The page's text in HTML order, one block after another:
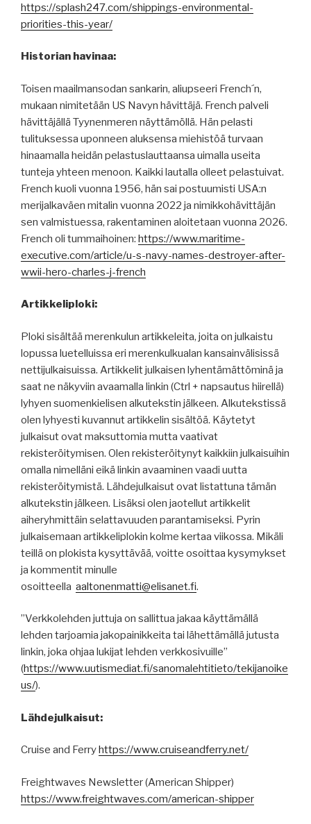
https://splash247.com/shippings-environmental-
priorities-this-year/
Historian havinaa:
Toisen maailmansodan sankarin, aliupseeri French´n,
mukaan nimitetään US Navyn hävittäjä. French palveli
hävittäjällä Tyynenmeren näyttämöllä. Hän pelasti
tulituksessa uponneen aluksensa miehistöä turvaan
hinaamalla heidän pelastuslauttaansa uimalla useita
tunteja yhteen menoon. Kaikki lautalla olleet pelastuivat.
French kuoli vuonna 1956, hän sai postuumisti USA:n
merijalkaväen mitalin vuonna 2022 ja nimikkohävittäjän
sen valmistuessa, rakentaminen aloitetaan vuonna 2026.
French oli tummaihoinen: https://www.maritime-
executive.com/article/u-s-navy-names-destroyer-after-
wwii-hero-charles-j-french
Artikkeliploki:
Ploki sisältää merenkulun artikkeleita, joita on julkaistu
lopussa luetelluissa eri merenkulkualan kansainvälisissä
nettijulkaisuissa. Artikkelit julkaisen lyhentämättöminä ja
saat ne näkyviin avaamalla linkin (Ctrl + napsautus hiirellä)
lyhyen suomenkielisen alkutekstin jälkeen. Alkutekstissä
olen lyhyesti kuvannut artikkelin sisältöä. Käytetyt
julkaisut ovat maksuttomia mutta vaativat
rekisteröitymisen. Olen rekisteröitynyt kaikkiin julkaisuihin
omalla nimelläni eikä linkin avaaminen vaadi uutta
rekisteröitymistä. Lähdejulkaisut ovat listattuna tämän
alkutekstin jälkeen. Lisäksi olen jaotellut artikkelit
aiheryhmittäin selattavuuden parantamiseksi. Pyrin
julkaisemaan artikkeliplokin kolme kertaa viikossa. Mikäli
teillä on plokista kysyttävää, voitte osoittaa kysymykset
ja kommentit minulle
osoitteella aaltonenmatti@elisanet.fi.
”Verkkolehden juttuja on sallittua jakaa käyttämällä
lehden tarjoamia jakopainikkeita tai lähettämällä jutusta
linkin, joka ohjaa lukijat lehden verkkosivuille”
(https://www.uutismediat.fi/sanomalehtitieto/tekijanoike
us/).
Lähdejulkaisut:
Cruise and Ferryhttps://www.cruiseandferry.net/
Freightwaves Newsletter (American Shipper)
https://www.freightwaves.com/american-shipper